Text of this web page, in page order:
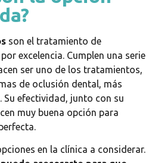
son el tratamiento de
excelencia. Cumplen una serie
ser uno de los tratamientos,
de oclusión dental, más
Su efectividad, junto con su
muy buena opción para
en la clínica a considerar.